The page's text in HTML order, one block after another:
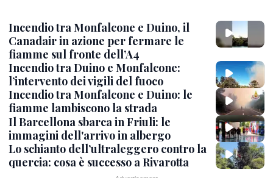
Incendio tra Monfalcone e Duino, il
Canadair in azione per fermare le
fiamme sul fronte dell’A4
Incendio tra Duino e Monfalcone:
l’intervento dei vigili del fuoco
Incendio tra Monfalcone e Duino: le
fiamme lambiscono la strada
Il Barcellona sbarca in Friuli: le
immagini dell'arrivo in albergo
Lo schianto dell’ultraleggero contro la
quercia: cosa è successo a Rivarotta